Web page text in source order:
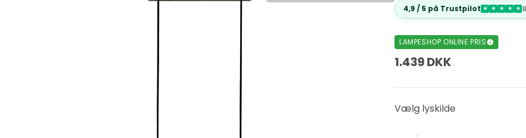
4,9 / 5 på Trustpilot ★ ★ ★ ★ ★
LAMPESHOP ONLINE PRIS
1.439 DKK
Vælg lyskilde